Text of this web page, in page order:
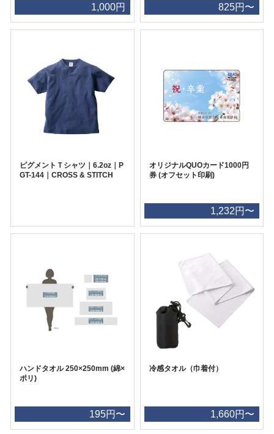
1,000円 825円〜
ピグメントＴシャツ｜6.2oz｜P
GT-144｜CROSS & STITCH
オリジナルQUOカード1000円
券 (オフセット印刷)
1,232円〜
ハンドタオル 250×250mm (綿×
ポリ)
195円〜
冷感タオル（巾着付）
1,660円〜